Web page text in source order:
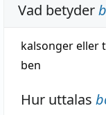
Vad betyder
kalsongereller
ben
Hur uttalas